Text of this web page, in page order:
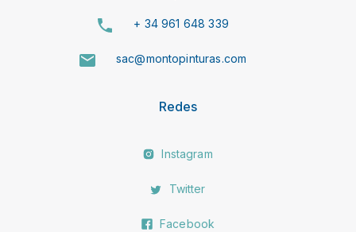
+ 34 961 648 339
sac@montopinturas.com
Redes
Instagram
Twitter
Facebook